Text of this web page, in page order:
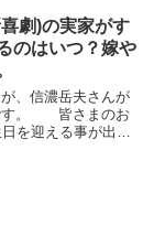
劇)の実家がす
のはいつ？嫁や
、信濃岳夫さんが
す。 皆さまのお
を迎える事が出来